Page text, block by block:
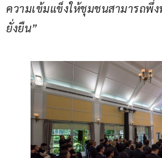
ความเข้มแข็งให้ชุมชนสามารถพึ่ง
ยั่งยืน”